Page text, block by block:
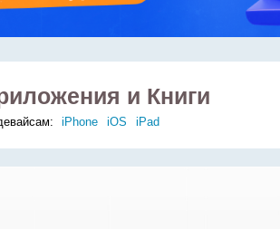
и Книги
iPhone iOS iPad